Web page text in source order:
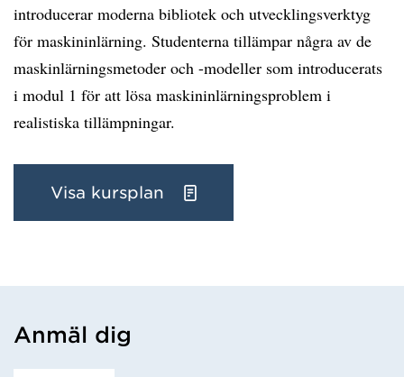
introducerar moderna bibliotek och utvecklingsverktyg
för maskininlärning. Studenterna tillämpar några av de
maskinlärningsmetoder och -modeller som introducerats
i modul 1 för att lösa maskininlärningsproblem i
realistiska tillämpningar.
Visa kursplan
Anmäl dig